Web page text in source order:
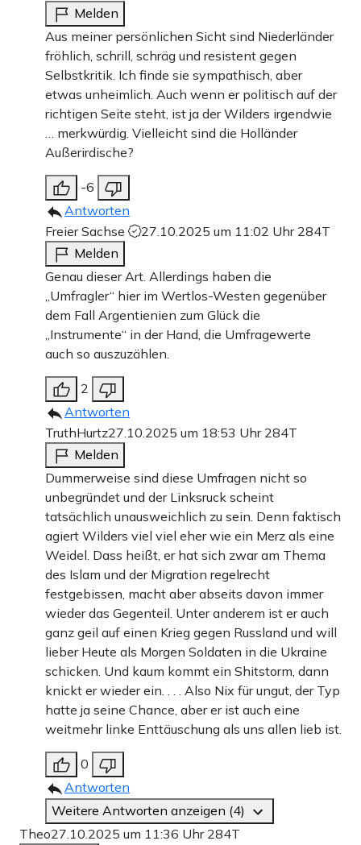
Melden
Aus meiner persönlichen Sicht sind Niederländer
fröhlich, schrill, schräg und resistent gegen
Selbstkritik. Ich finde sie sympathisch, aber
etwas unheimlich. Auch wenn er politisch auf der
richtigen Seite steht, ist ja der Wilders irgendwie
… merkwürdig. Vielleicht sind die Holländer
Außerirdische?
-6
Antworten
Freier Sachse
27.10.2025 um 11:02 Uhr 284T
Melden
Genau dieser Art. Allerdings haben die
„Umfragler“ hier im Wertlos-Westen gegenüber
dem Fall Argentienien zum Glück die
„Instrumente“ in der Hand, die Umfragewerte
auch so auszuzählen.
2
Antworten
TruthHurtz27.10.2025 um 18:53 Uhr 284T
Melden
Dummerweise sind diese Umfragen nicht so
unbegründet und der Linksruck scheint
tatsächlich unausweichlich zu sein. Denn faktisch
agiert Wilders viel viel eher wie ein Merz als eine
Weidel. Dass heißt, er hat sich zwar am Thema
des Islam und der Migration regelrecht
festgebissen, macht aber abseits davon immer
wieder das Gegenteil. Unter anderem ist er auch
ganz geil auf einen Krieg gegen Russland und will
lieber Heute als Morgen Soldaten in die Ukraine
schicken. Und kaum kommt ein Shitstorm, dann
knickt er wieder ein. . . . Also Nix für ungut, der Typ
hatte ja seine Chance, aber er ist auch eine
weitmehr linke Enttäuschung als uns allen lieb ist.
0
Antworten
Weitere Antworten anzeigen (4)
Theo27.10.2025 um 11:36 Uhr 284T